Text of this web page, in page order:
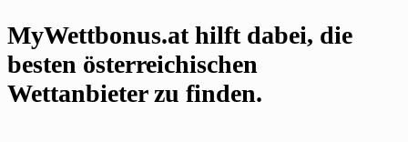
MyWettbonus.at hilft dabei, die
besten österreichischen
Wettanbieter zu finden.